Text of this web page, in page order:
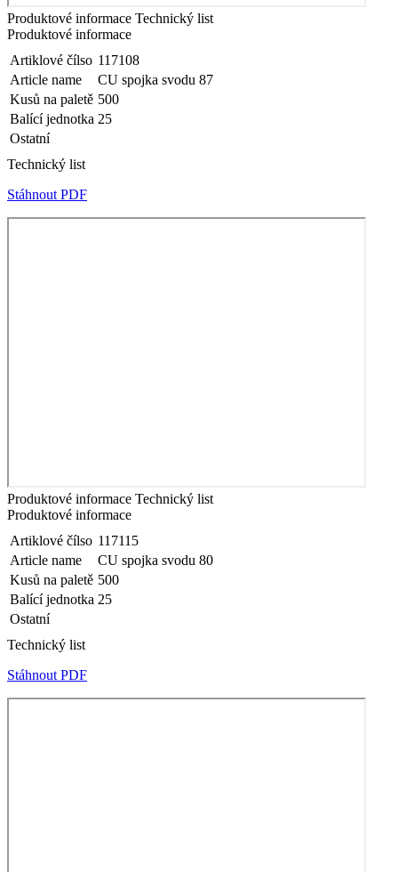
Produktové informace Technický list
Produktové informace
Artiklové čílso 117108
Article name
CU spojka svodu 87
Kusů na paletě 500
Balící jednotka 25
Ostatní
Technický list
Stáhnout PDF
Produktové informace Technický list
Produktové informace
Artiklové čílso 117115
Article name
CU spojka svodu 80
Kusů na paletě 500
Balící jednotka 25
Ostatní
Technický list
Stáhnout PDF